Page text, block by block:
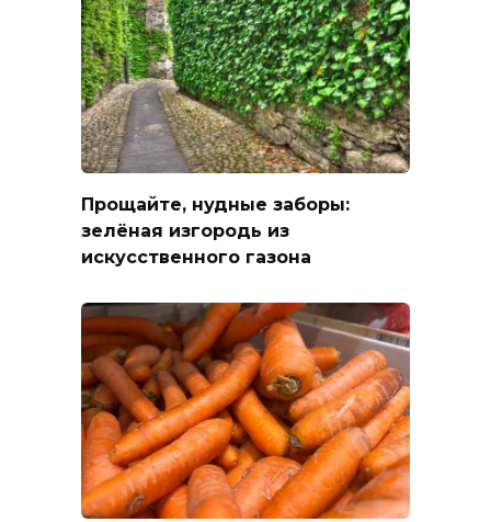
Прощайте, нудные заборы:
зелёная изгородь из
искусственного газона